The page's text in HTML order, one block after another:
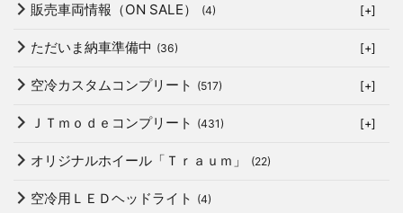
販売車両情報（ON SALE） (4) [+]
ただいま納車準備中 (36) [+]
空冷カスタムコンプリート (517) [+]
ＪＴｍｏｄｅコンプリート (431) [+]
オリジナルホイール「Ｔｒａｕｍ」 (22)
空冷用ＬＥＤヘッドライト (4)